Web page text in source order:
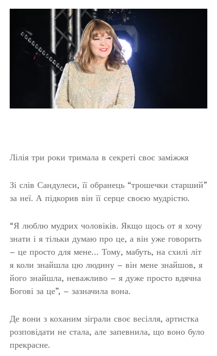
Лілія три роки тримала в секреті своє заміжжя
Зі слів Сандулеси, її обранець “трошечки старший”
за неї. А підкорив він її серце своєю мудрістю.
“Я люблю мудрих чоловіків. Якщо щось от я хочу
знати і я тільки думаю про це, а він уже говорить
– це просто для мене… Тому, мабуть, на схилі літ
я коли знайшла цю людину – він мене знайшов, я
його знайшла, неважливо – я дуже просто вдячна
Богові за це”, – зазначила вона.
Де вони з коханим зіграли своє весілля, артистка
розповідати не стала, але запевнила, що воно було
прекрасне.